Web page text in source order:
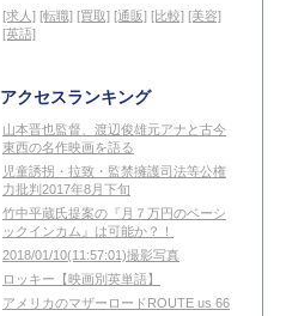
[求人] [転職] [買取] [通販] [比較] [美容]
[英語]
アクセスランキング
山本晋也監督、渡辺俊雄元アナと古今
東西の名作映画を語る
児童誘拐・拉致・監禁擁護司法等公権
力批判2017年8月下旬
竹中平蔵氏提案の『月７万円のベーシ
ックインカム』は可能か？！
2018/01/10(11:57:01)撮影写真
ロッキー【映画別英単語】
アメリカのマザーロードROUTE us 66